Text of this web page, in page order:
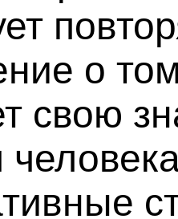
о
свою